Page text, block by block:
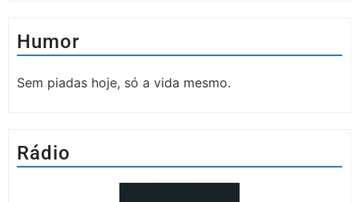
Humor
Sem piadas hoje, só a vida mesmo.
Rádio